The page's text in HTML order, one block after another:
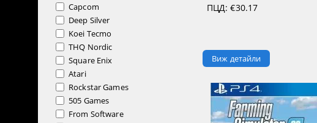
Capcom
Deep Silver
Koei Tecmo
THQ Nordic
Square Enix
Atari
Rockstar Games
505 Games
From Software
ПЦД: €30.17
Виж детайли